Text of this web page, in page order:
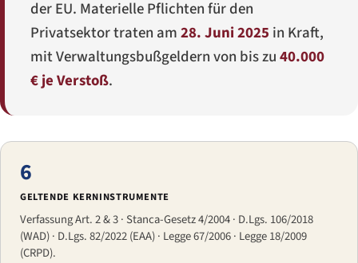
der EU. Materielle Pflichten für den
Privatsektor traten am28. Juni 2025 in Kraft,
mit Verwaltungsbußgeldern von bis zu40.000
€ je Verstoß.
6
GELTENDE KERNINSTRUMENTE
Verfassung Art. 2 & 3 · Stanca-Gesetz 4/2004 · D.Lgs. 106/2018
(WAD) · D.Lgs. 82/2022 (EAA) · Legge 67/2006 · Legge 18/2009
(CRPD).